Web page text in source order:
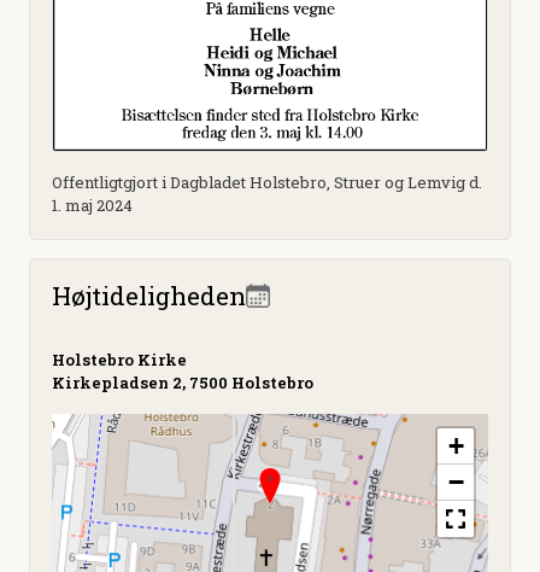
Offentligtgjort i Dagbladet Holstebro, Struer og Lemvig d.
1. maj 2024
Højtideligheden
Holstebro Kirke
Kirkepladsen 2, 7500 Holstebro
+
−